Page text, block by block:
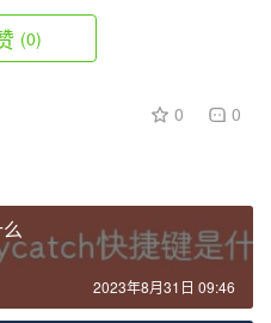
(0)
0 0
2023年8月31日 09:46